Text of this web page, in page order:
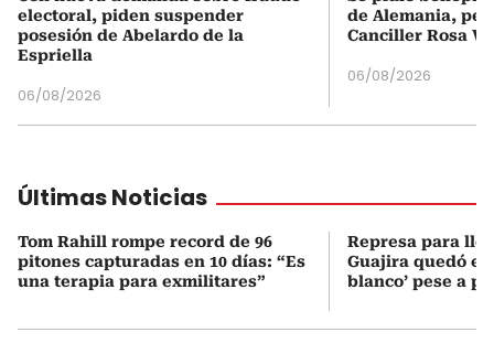
electoral, piden suspender
posesión de Abelardo de la
Espriella
06/08/2026
de Alemania,
Canciller Rosa
06/08/2026
Últimas Noticias
Tom Rahill rompe record de 96
pitones capturadas en 10 días: “Es
una terapia para exmilitares”
Represa para
Guajira quedó en
blanco’ pese a